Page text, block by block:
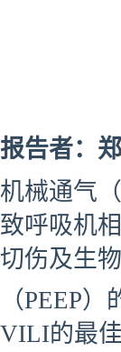
报告者：
机械通气
致呼吸机
切伤及生
（PEEP
VILI的最